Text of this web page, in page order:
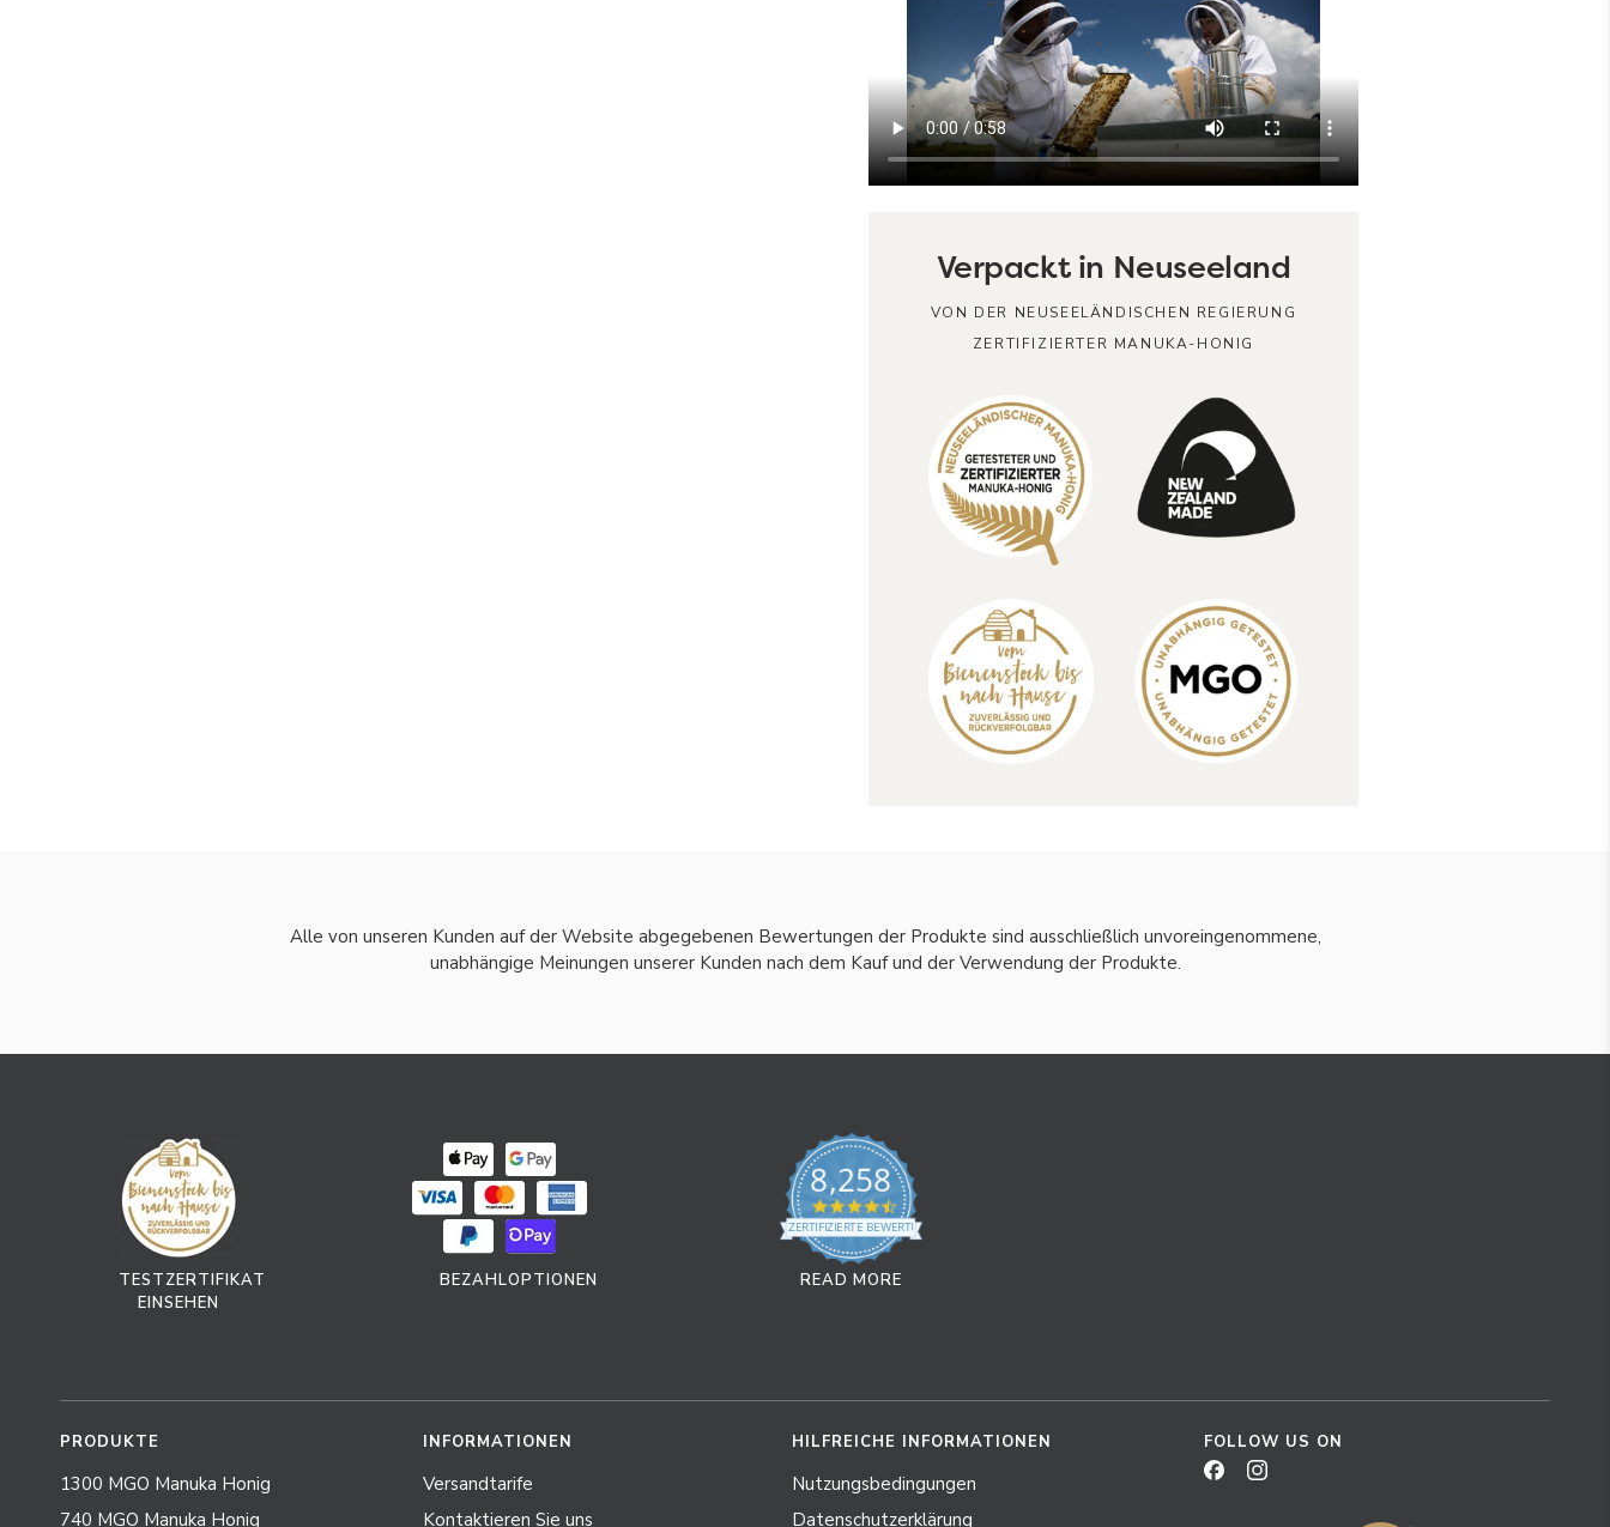
Verpackt in Neuseeland
VON DER NEUSEELÄNDISCHEN REGIERUNG
ZERTIFIZIERTER MANUKA-HONIG
Alle von unseren Kunden auf der Website abgegebenen Bewertungen der Produkte sind ausschließlich unvoreingenommene,
unabhängige Meinungen unserer Kunden nach dem Kauf und der Verwendung der Produkte.
TESTZERTIFIKAT
EINSEHEN
BEZAHLOPTIONEN
8,258
4.7 star rating
ZERTIFIZIERTE BEWERTUNGEN
READ MORE
PRODUKTE
1300 MGO Manuka Honig
740 MGO Manuka Honig
INFORMATIONEN
Versandtarife
Kontaktieren Sie uns
HILFREICHE INFORMATIONEN
Nutzungsbedingungen
Datenschutzerklärung
FOLLOW US ON